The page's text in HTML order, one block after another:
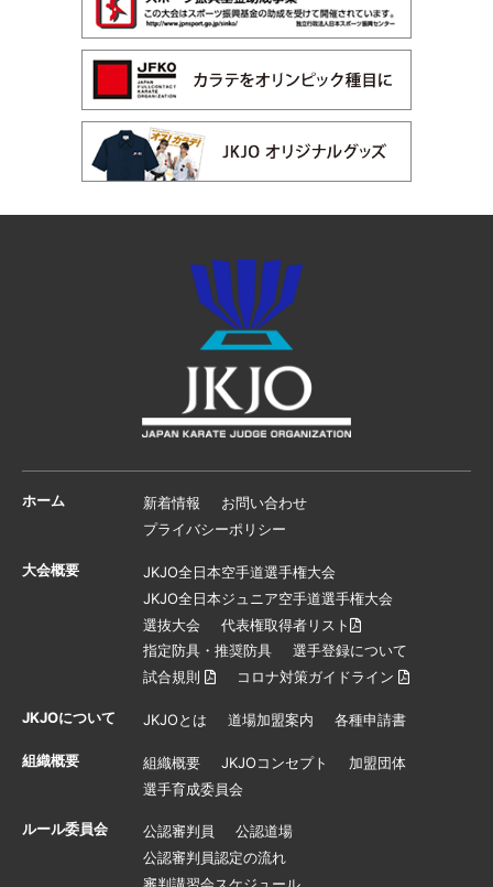
ホーム 新着情報
お問い合わせ
プライバシーポリシー
大会概要
JKJO全日本空手道選手権大会
JKJO全日本ジュニア空手道選手権大会
選抜大会
代表権取得者リスト
指定防具・推奨防具
選手登録について
試合規則
コロナ対策ガイドライン
JKJOについて JKJOとは 道場加盟案内 各種申請書
組織概要 組織概要 JKJOコンセプト
加盟団体
選手育成委員会
ルール委員会 公認審判員
公認道場
公認審判員認定の流れ